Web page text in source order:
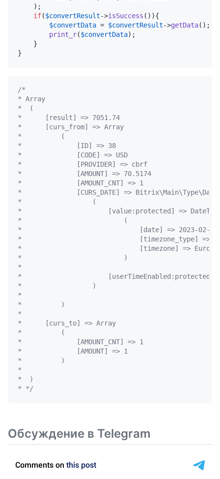
    );
if($convertResult->isSuccess ()){
$convertData = $convertResult->getData();
print_r($convertData);
    }
/*
* Array
*  (
*      [result] => 7051.74
*      [curs_from] => Array
*          (
*              [ID] => 38
*              [CODE] => USD
*              [PROVIDER] => cbrf
*              [AMOUNT] => 70.5174
*              [AMOUNT_CNT] => 1
*              [CURS_DATE] =>
*                  (
*                      [value:protected] => DateTime
*                          (
*                              [date] => 2023-02-01
*                              [timezone_type] => 3
*                              [timezone] => Europe/
*                          )
*
*                      [userTimeEnabled:protected]
*                  )
*
*          )
*
*      [curs_to] => Array
*          (
*              [AMOUNT_CNT] => 1
*              [AMOUNT] => 1
*          )
*
*  )
* */
Обсуждение в Telegram